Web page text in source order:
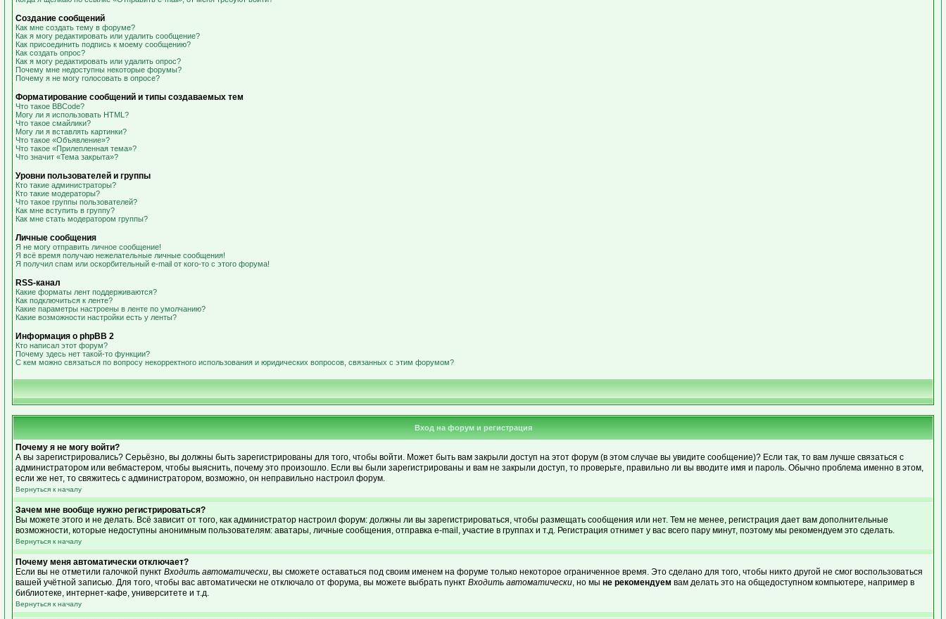
Создание сообщений
Как мне создать тему в форуме?
Как я могу редактировать или удалить сообщение?
Как присоединить подпись к моему сообщению?
Как создать опрос?
Как я могу редактировать или удалить опрос?
Почему мне недоступны некоторые форумы?
Почему я не могу голосовать в опросе?
Форматирование сообщений и типы создаваемых тем
Что такое BBCode?
Могу ли я использовать HTML?
Что такое смайлики?
Могу ли я вставлять картинки?
Что такое «Объявление»?
Что такое «Прилепленная тема»?
Что значит «Тема закрыта»?
Уровни пользователей и группы
Кто такие администраторы?
Кто такие модераторы?
Что такое группы пользователей?
Как мне вступить в группу?
Как мне стать модератором группы?
Личные сообщения
Я не могу отправить личное сообщение!
Я всё время получаю нежелательные личные сообщения!
Я получил спам или оскорбительный e-mail от кого-то с этого форума!
RSS-канал
Какие форматы лент поддерживаются?
Как подключиться к ленте?
Какие параметры настроены в ленте по умолчанию?
Какие возможности настройки есть у ленты?
Информация о phpBB 2
Кто написал этот форум?
Почему здесь нет такой-то функции?
С кем можно связаться по вопросу некорректного использования и юридических вопросов, связанных с этим форумом?
Вход на форум и регистрация
Почему я не могу войти?
А вы зарегистрировались? Серьёзно, вы должны быть зарегистрированы для того, чтобы войти. Может быть вам закрыли доступ на этот форум (в этом случае вы увидите сообщение)? Если так, то вам лучше связаться с
администратором или вебмастером, чтобы выяснить, почему это произошло. Если вы были зарегистрированы и вам не закрыли доступ, то проверьте, правильно ли вы вводите имя и пароль. Обычно проблема именно в этом,
если же нет, то свяжитесь с администратором, возможно, он неправильно настроил форум.
Вернуться к началу
Зачем мне вообще нужно регистрироваться?
Вы можете этого и не делать. Всё зависит от того, как администратор настроил форум: должны ли вы зарегистрироваться, чтобы размещать сообщения или нет. Тем не менее, регистрация дает вам дополнительные
возможности, которые недоступны анонимным пользователям: аватары, личные сообщения, отправка e-mail, участие в группах и т.д. Регистрация отнимет у вас всего пару минут, поэтому мы рекомендуем это сделать.
Вернуться к началу
Почему меня автоматически отключает?
Если вы не отметили галочкой пункт Входить автоматически, вы сможете оставаться под своим именем на форуме только некоторое ограниченное время. Это сделано для того, чтобы никто другой не смог воспользоваться
вашей учётной записью. Для того, чтобы вас автоматически не отключало от форума, вы можете выбрать пункт Входить автоматически, но мы не рекомендуем вам делать это на общедоступном компьютере, например в
библиотеке, интернет-кафе, университете и т.д.
Вернуться к началу